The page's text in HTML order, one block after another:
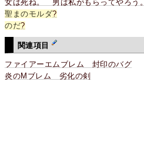
女は死ね。 男は私がもらってやろう。
聖まのモルダ?
のだ?
関連項目
ファイアーエムブレム 封印のバグ
炎のMブレム 劣化の剣